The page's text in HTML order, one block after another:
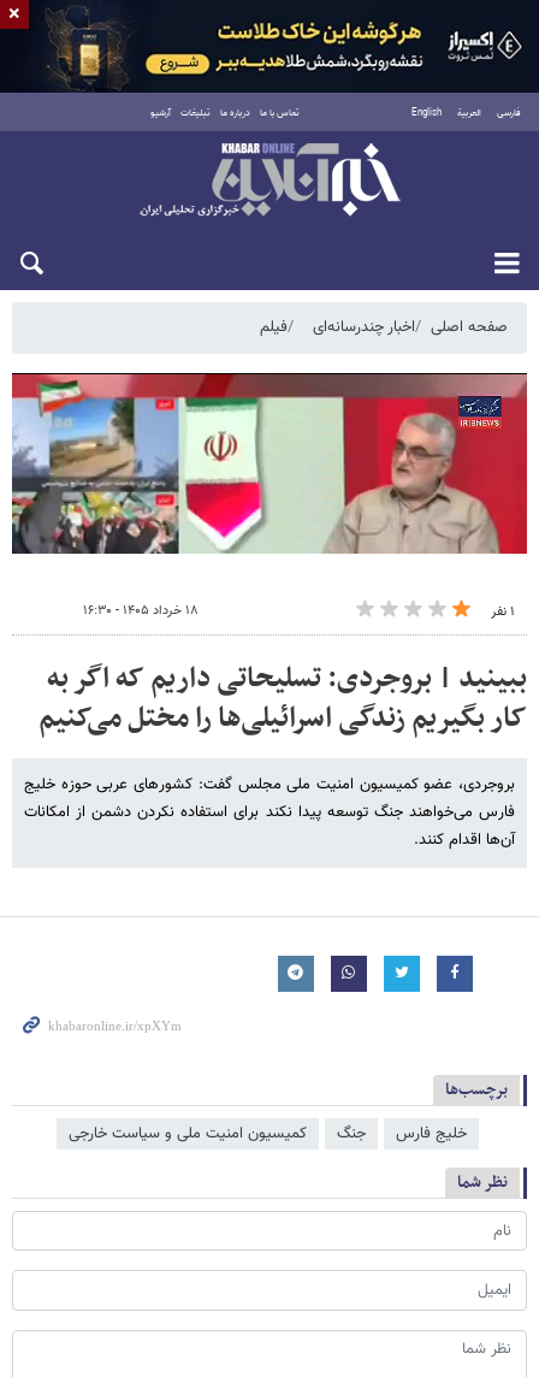
فارسی العربية English تماس با ما درباره ما تبلیغات آرشیو
جمعه ۱۶ مرداد ۱۴۰۵
صفحه اصلی اخبار چندرسانه‌ای فیلم
۱ نفر ۱۸ خرداد ۱۴۰۵ - ۱۶:۳۰
ببینید | بروجردی: تسلیحاتی داریم که اگر به
کار بگیریم زندگی اسرائیلی‌ها را مختل می‌کنیم
بروجردی، عضو کمیسیون امنیت ملی مجلس گفت: کشورهای عربی حوزه خلیج
فارس می‌خواهند جنگ توسعه پیدا نکند برای استفاده نکردن دشمن از امکانات
آن‌ها اقدام کنند.
برچسب‌ها
خلیج فارس جنگ کمیسیون امنیت ملی و سیاست خارجی
نظر شما
×